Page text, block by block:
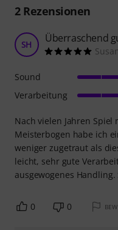
2Rezensionen
SH Überraschend
Nach vielen Jahren Spiel
Meisterbogen habe ich
weniger zugetraut als
leicht, sehr gute
ausgewogenes
Sound
Verarbeitung
0 0